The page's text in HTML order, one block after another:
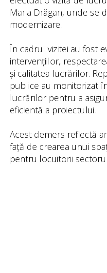
Maria Drăgan, unde se
modernizare.
În cadrul vizitei au fost
intervențiilor,
și calitatea lucrărilor.
publice au monitorizat
lucrărilor pentru a
eficientă a proiectului.
Acest demers reflectă
față de crearea unui
pentru locuitorii